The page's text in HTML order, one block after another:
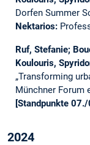
Dorfen Summer
Nektarios:
Ruf, Stefanie;
Koulouris,
„Transforming
Münchner Forum
[Standpunkte
2024